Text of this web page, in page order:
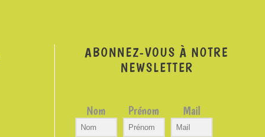
ABONNEZ-VOUS À NOTRE
NEWSLETTER
Nom Prénom Mail